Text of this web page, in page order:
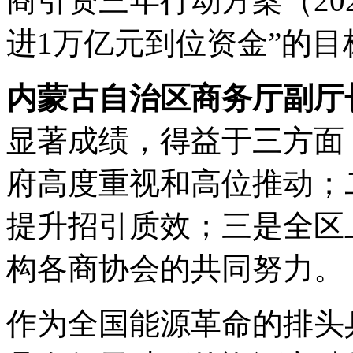
进1万亿元到位资金”的目
内蒙古自治区商务厅副
显著成绩，得益于三方
府高度重视和高位推动
提升招引质效；三是全
构各商协会的共同努力。
作为全国能源革命的排